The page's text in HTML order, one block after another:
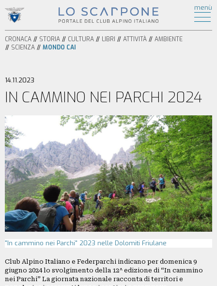
menù
HOME
CRONACA
STORIA
AMBIENTE
SCIENZA
PODCAST
VIDEO
ATTIVITÀ
ESCURSIONISMO
ALPINISMO
ARRAMPICATA
SPELEOLOGIA
SCI
ALPINISMO
CIASPOLE
CASCATE
TORRENTISMO
IL
MONDO
CAI
SEZIONI
GRUPPI
REGIONALI
ORGANI
TECNICI
E
CRONACA STORIA CULTURA LIBRI ATTIVITÀ
AMBIENTE
SCIENZA
MONDO CAI
14.11.2023
IN CAMMINO NEI PARCHI 2024
"In cammino nei Parchi" 2023 nelle Dolomiti Friulane
Club Alpino Italiano e Federparchi indicano per domenica 9
giugno 2024 lo svolgimento della 12^ edizione di “In cammino
nei Parchi” La giornata nazionale racconta di territori e